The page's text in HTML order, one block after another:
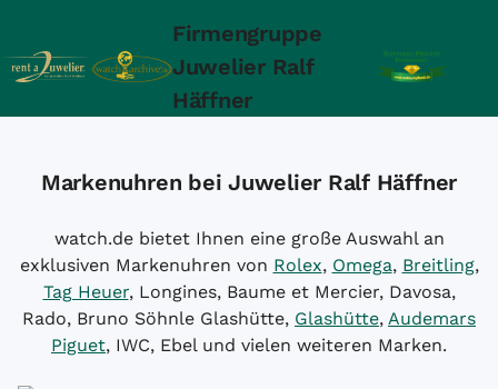
Firmengruppe
Juwelier Ralf
Häffner
Markenuhren bei Juwelier Ralf Häffner
watch.de bietet Ihnen eine große Auswahl an
exklusiven Markenuhren von Rolex, Omega, Breitling,
Tag Heuer, Longines, Baume et Mercier, Davosa,
Rado, Bruno Söhnle Glashütte, Glashütte, Audemars
Piguet, IWC, Ebel und vielen weiteren Marken.